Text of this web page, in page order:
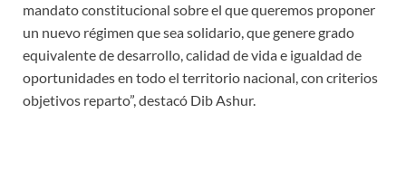
mandato constitucional sobre el que queremos proponer
un nuevo régimen que sea solidario, que genere grado
equivalente de desarrollo, calidad de vida e igualdad de
oportunidades en todo el territorio nacional, con criterios
objetivos reparto”, destacó Dib Ashur.